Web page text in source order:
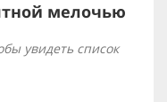
мелочью
увидеть список